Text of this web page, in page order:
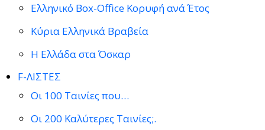
Ελληνικό Box-Office Κορυφή ανά Έτος
Κύρια Ελληνικά Βραβεία
Η Ελλάδα στα Όσκαρ
F-ΛΙΣΤΕΣ
Οι 100 Ταινίες που…
Οι 200 Καλύτερες Ταινίες;.